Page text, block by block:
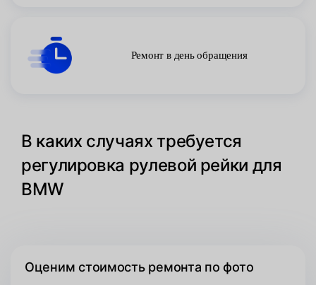
Ремонт в день обращения
В каких случаях требуется
регулировка рулевой рейки для
BMW
Оценим стоимость ремонта по фото